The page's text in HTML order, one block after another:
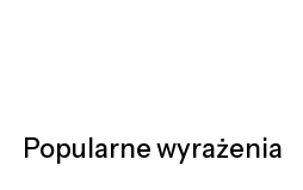
Popularne wyrażenia